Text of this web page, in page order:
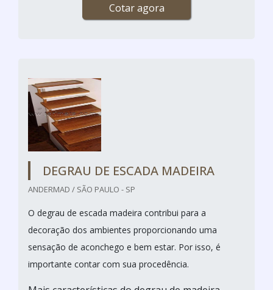
Cotar agora
DEGRAU DE ESCADA MADEIRA
ANDERMAD / SÃO PAULO - SP
O degrau de escada madeira contribui para a
decoração dos ambientes proporcionando uma
sensação de aconchego e bem estar. Por isso, é
importante contar com sua procedência.